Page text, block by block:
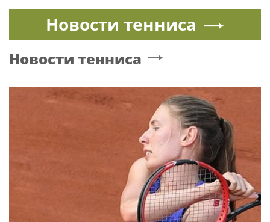
Новости тенниса
Новости тенниса